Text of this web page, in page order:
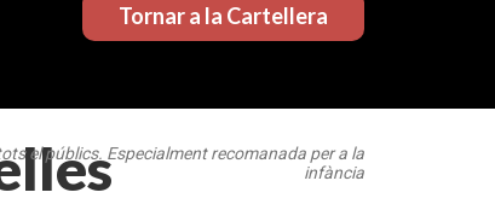
Tornar a la Cartellera
el públics. Especialment recomanada per a la
infància